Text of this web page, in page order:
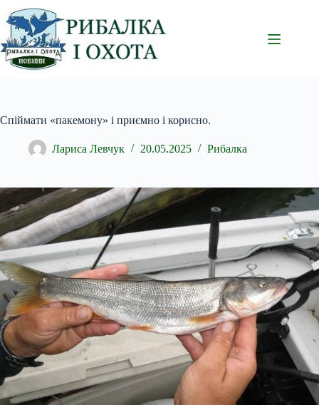
Перейти
до
вмісту
Спіймати «пакемону» і приємно і корисно.
Лариса Левчук 20.05.2025 Рибалка